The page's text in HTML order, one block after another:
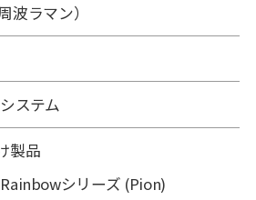
波ラマン）
ステム
製品
シリーズ (Pion)